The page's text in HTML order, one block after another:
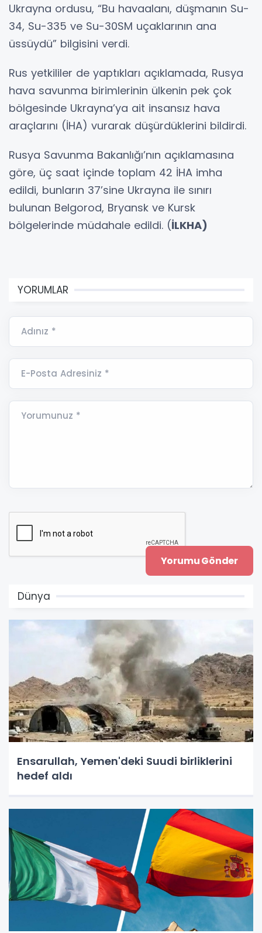
Ukrayna ordusu, “Bu havaalanı, düşmanın Su-
34, Su-335 ve Su-30SM uçaklarının ana
üssüydü” bilgisini verdi.
Rus yetkililer de yaptıkları açıklamada, Rusya
hava savunma birimlerinin ülkenin pek çok
bölgesinde Ukrayna’ya ait insansız hava
araçlarını (İHA) vurarak düşürdüklerini bildirdi.
Rusya Savunma Bakanlığı’nın açıklamasına
göre, üç saat içinde toplam 42 İHA imha
edildi, bunların 37’sine Ukrayna ile sınırı
bulunan Belgorod, Bryansk ve Kursk
bölgelerinde müdahale edildi. (İLKHA)
YORUMLAR
Adınız *
E-Posta Adresiniz *
Yorumunuz *
Dünya
Ensarullah, Yemen'deki Suudi birliklerini
hedef aldı